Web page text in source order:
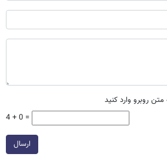
روبرو وارد کنید
4 + 0 =
ارسال